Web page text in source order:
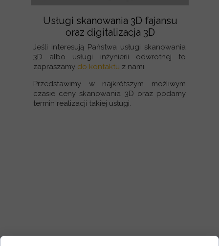
Usługi skanowania 3D fajansu
oraz digitalizacja 3D
Jeśli interesują Państwa usługi skanowania
3D albo usługi inżynierii odwrotnej to
zapraszamy do kontaktu z nami.
Przedstawimy w najkrótszym możliwym
czasie ceny skanowania 3D oraz podamy
termin realizacji takiej usługi.